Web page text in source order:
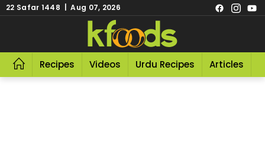
22 Safar 1448 | Aug 07, 2026
Recipes Videos Urdu Recipes Articles